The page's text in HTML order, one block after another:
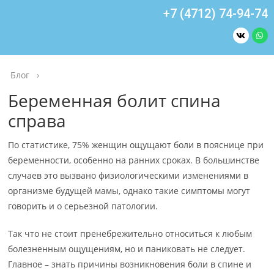
+7 (4712) 74-94-74
Блог ›
Беременная болит спина
справа
По статистике, 75% женщин ощущают боли в пояснице при
беременности, особенно на ранних сроках. В большинстве
случаев это вызвано физиологическими изменениями в
организме будущей мамы, однако такие симптомы могут
говорить и о серьезной патологии.
Так что не стоит пренебрежительно относиться к любым
болезненным ощущениям, но и паниковать не следует.
Главное – знать причины возникновения боли в спине и